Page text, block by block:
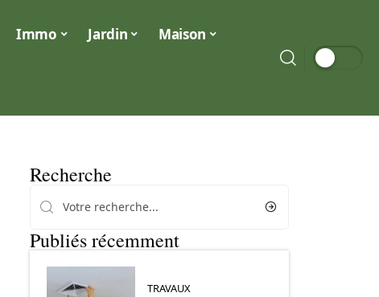
Immo Jardin Maison
Recherche
Publiés récemment
TRAVAUX